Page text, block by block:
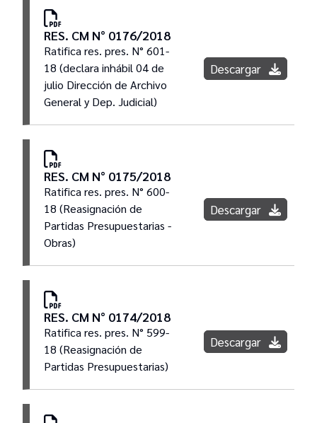
RES. CM N° 0176/2018
Ratifica res. pres. N° 601-
18 (declara inhábil 04 de
julio Dirección de Archivo
General y Dep. Judicial)
Descargar
RES. CM N° 0175/2018
Ratifica res. pres. N° 600-
18 (Reasignación de
Partidas Presupuestarias -
Obras)
Descargar
RES. CM N° 0174/2018
Ratifica res. pres. N° 599-
18 (Reasignación de
Partidas Presupuestarias)
Descargar